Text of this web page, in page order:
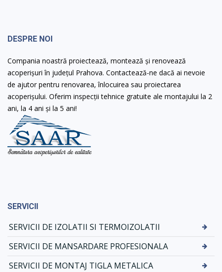
DESPRE NOI
Compania noastră proiectează, montează și renovează
acoperișuri în județul Prahova. Contactează-ne dacă ai nevoie
de ajutor pentru renovarea, înlocuirea sau proiectarea
acoperișului. Oferim inspecții tehnice gratuite ale montajului la 2
ani, la 4 ani și la 5 ani!
SERVICII
SERVICII DE IZOLATII SI TERMOIZOLATII
SERVICII DE MANSARDARE PROFESIONALA
SERVICII DE MONTAJ TIGLA METALICA